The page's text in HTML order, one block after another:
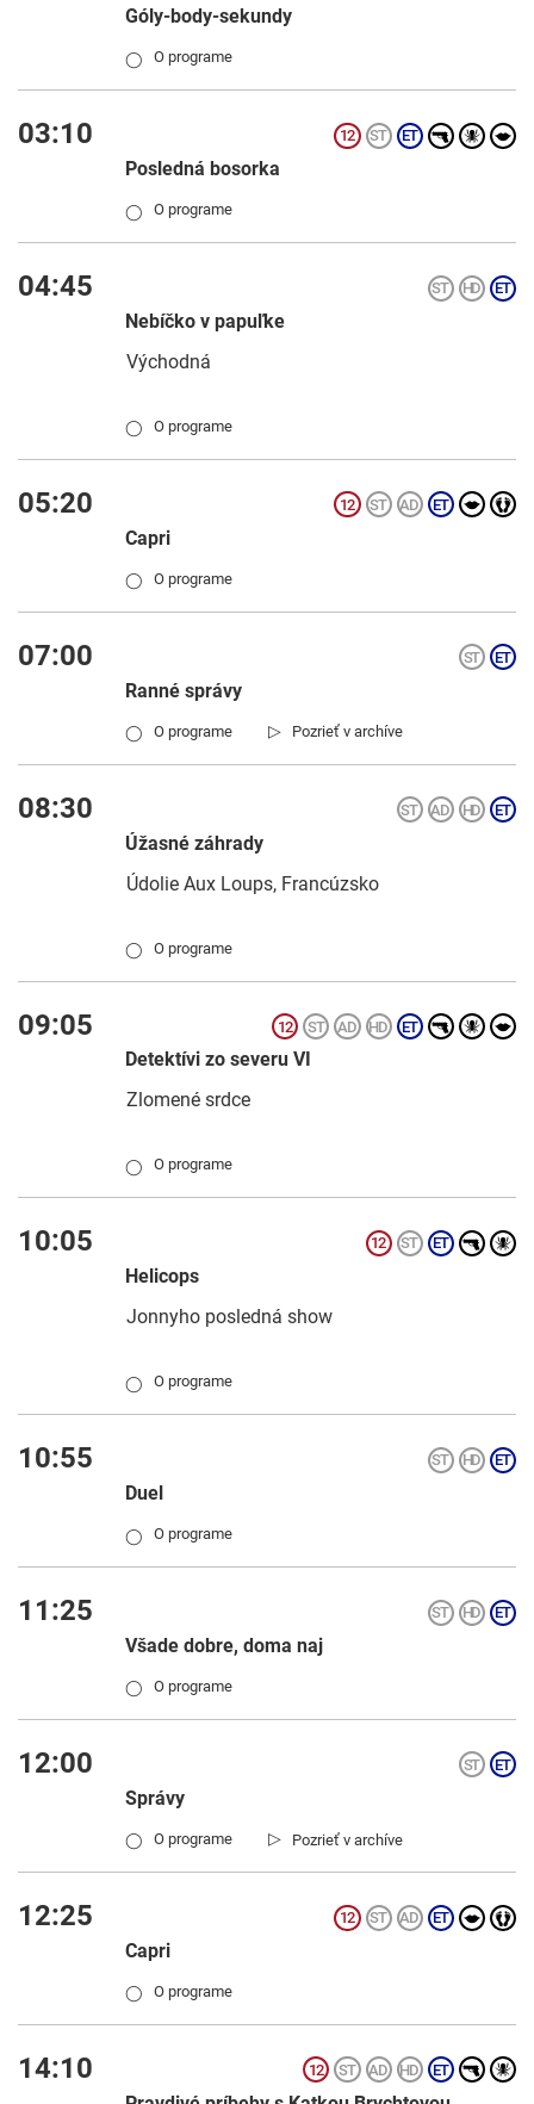
Góly-body-sekundy
◯ O programe
03:10
Posledná bosorka
◯ O programe
04:45
Nebíčko v papuľke
Východná
◯ O programe
05:20
Capri
◯ O programe
07:00
Ranné správy
▷ Pozrieť v archíve
◯ O programe
08:30
Úžasné záhrady
Údolie Aux Loups, Francúzsko
◯ O programe
09:05
Detektívi zo severu VI
Zlomené srdce
◯ O programe
10:05
Helicops
Jonnyho posledná show
◯ O programe
10:55
Duel
◯ O programe
11:25
Všade dobre, doma naj
◯ O programe
12:00
Správy
▷ Pozrieť v archíve
◯ O programe
12:25
Capri
◯ O programe
14:10